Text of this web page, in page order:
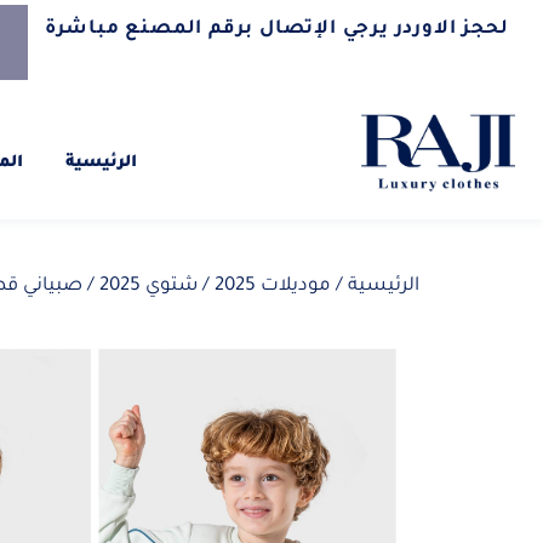
لحجز الاوردر يرجي الإتصال برقم المصنع مباشرة
الرئيسية
الرئيسية / موديلات 2025 / شتوي 2025 / صبياني